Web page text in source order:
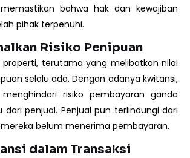
bahwa hak dan kewajiban
pihak terpenuhi.
Risiko Penipuan
properti, terutama yang melibatkan nilai
selalu ada. Dengan adanya kwitansi,
risiko pembayaran ganda
dari penjual. Penjual pun terlindungi dari
belum menerima pembayaran.
dalam Transaksi